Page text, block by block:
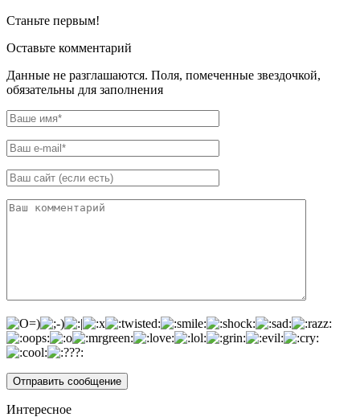
Станьте первым!
Оставьте комментарий
Данные не разглашаются. Поля, помеченные звездочкой,
обязательны для заполнения
Интересное